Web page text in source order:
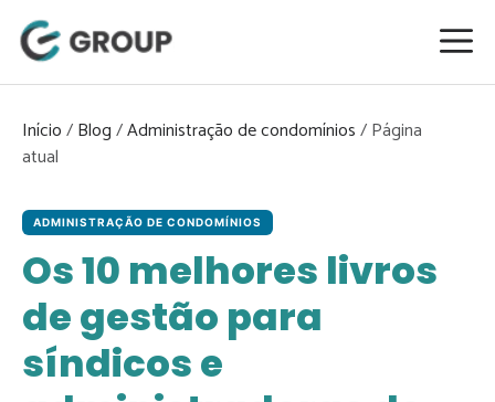
para
conteúdo
Início/Blog/Administração de condomínios/
ADMINISTRAÇÃO DE CONDOMÍNIOS
Os 10 melhores livros
de gestão para
síndicos e